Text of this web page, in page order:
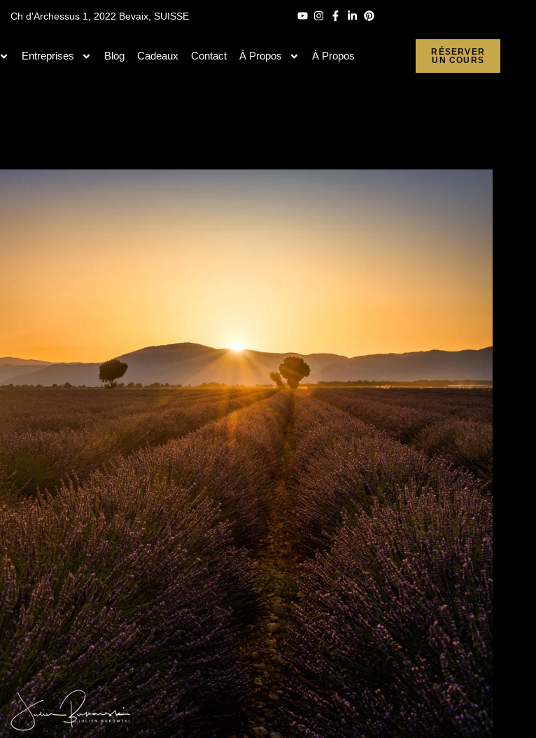
Ch d'Archessus 1, 2022 Bevaix, SUISSE
Entreprises Blog Cadeaux Contact À Propos À Propos
RÉSERVER
UN COURS